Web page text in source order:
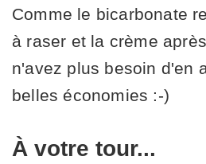
Comme le bicarbonate
à raser et la crème
n'avez plus besoin d'en
belles économies :-)
À votre tour...